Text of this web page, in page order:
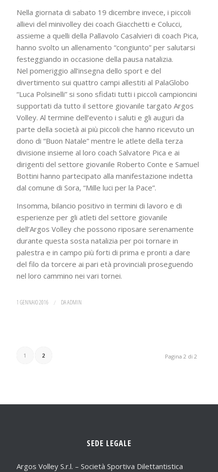
Nella giornata di sabato 19 dicembre invece, i piccoli
allievi del minivolley dei coach Giacchetti e Colucci,
assieme a quelli della Pallavolo Casalvieri di coach Pica,
hanno svolto un allenamento “congiunto” per salutarsi
festeggiando in occasione della pausa natalizia.
Nel pomeriggio all’insegna dello sport e del
divertimento sui quattro campi allestiti al PalaGlobo
“Luca Polsinelli” si sono sfidati tutti i piccoli campioncini
supportati da tutto il settore giovanile targato Argos
Volley. Al termine dell’evento i saluti e gli auguri da
parte della società ai più piccoli che hanno ricevuto un
dono di “Buon Natale” mentre le atlete della terza
divisione insieme al loro coach Salvatore Pica e ai
dirigenti del settore giovanile Roberto Conte e Samuel
Bottini hanno partecipato alla manifestazione indetta
dal comune di Sora, “Mille luci per la Pace”.
Insomma, bilancio positivo in termini di lavoro e di
esperienze per gli atleti del settore giovanile
dell’Argos Volley che possono riposare serenamente
durante questa sosta natalizia per poi tornare in
palestra e in campo più forti di prima e pronti a dare
del filo da torcere ai pari età provinciali proseguendo
nel loro cammino nei vari tornei.
1 GENNAIO 2016 / DAADMIN
Pagina 2 di 2
1 2
SEDE LEGALE
Argos Volley S.r.l. – Società Sportiva Dilettantistica